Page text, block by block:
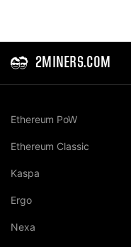
2MINERS.COM
Ethereum PoW
Ethereum Classic
Kaspa
Ergo
Nexa